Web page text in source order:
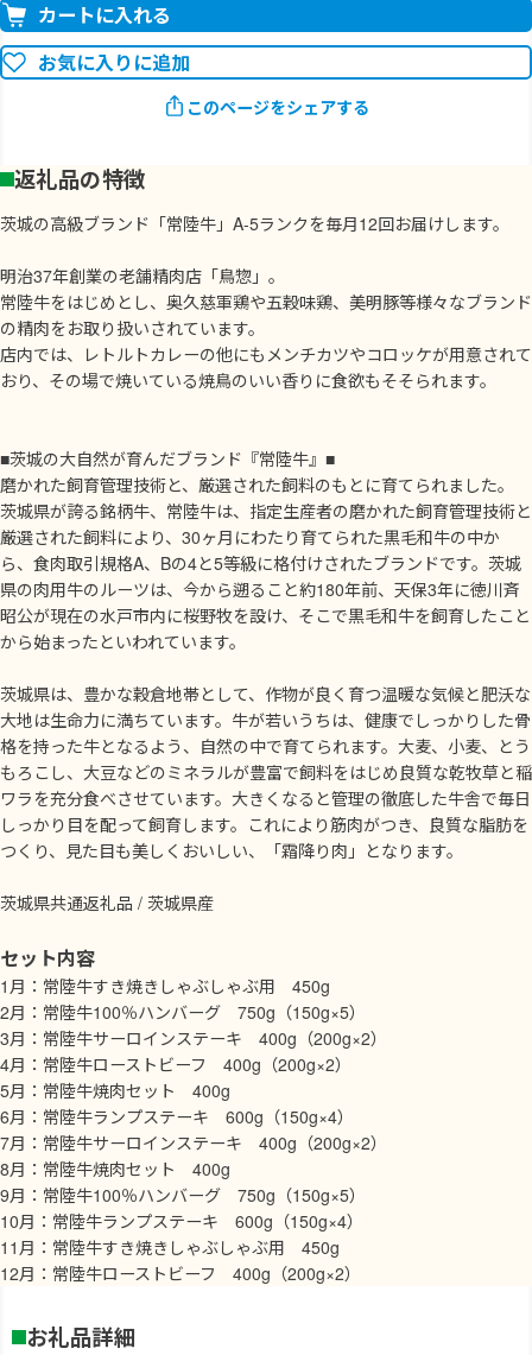
カートに入れる
お気に入りに追加
このページをシェアする
返礼品の特徴
茨城の高級ブランド「常陸牛」A-5ランクを毎月12回お届けします。
明治37年創業の老舗精肉店「鳥惣」。
常陸牛をはじめとし、奥久慈軍鶏や五穀味鶏、美明豚等様々なブランド
の精肉をお取り扱いされています。
店内では、レトルトカレーの他にもメンチカツやコロッケが用意されて
おり、その場で焼いている焼鳥のいい香りに食欲もそそられます。
■茨城の大自然が育んだブランド『常陸牛』■
磨かれた飼育管理技術と、厳選された飼料のもとに育てられました。
茨城県が誇る銘柄牛、常陸牛は、指定生産者の磨かれた飼育管理技術と
厳選された飼料により、30ヶ月にわたり育てられた黒毛和牛の中か
ら、食肉取引規格A、Bの4と5等級に格付けされたブランドです。茨城
県の肉用牛のルーツは、今から遡ること約180年前、天保3年に徳川斉
昭公が現在の水戸市内に桜野牧を設け、そこで黒毛和牛を飼育したこと
から始まったといわれています。
茨城県は、豊かな穀倉地帯として、作物が良く育つ温暖な気候と肥沃な
大地は生命力に満ちています。牛が若いうちは、健康でしっかりした骨
格を持った牛となるよう、自然の中で育てられます。大麦、小麦、とう
もろこし、大豆などのミネラルが豊富で飼料をはじめ良質な乾牧草と稲
ワラを充分食べさせています。大きくなると管理の徹底した牛舎で毎日
しっかり目を配って飼育します。これにより筋肉がつき、良質な脂肪を
つくり、見た目も美しくおいしい、「霜降り肉」となります。
茨城県共通返礼品 / 茨城県産
セット内容
1月：常陸牛すき焼きしゃぶしゃぶ用 450g
2月：常陸牛100％ハンバーグ 750g（150g×5）
3月：常陸牛サーロインステーキ 400g（200g×2）
4月：常陸牛ローストビーフ 400g（200g×2）
5月：常陸牛焼肉セット 400g
6月：常陸牛ランプステーキ 600g（150g×4）
7月：常陸牛サーロインステーキ 400g（200g×2）
8月：常陸牛焼肉セット 400g
9月：常陸牛100％ハンバーグ 750g（150g×5）
10月：常陸牛ランプステーキ 600g（150g×4）
11月：常陸牛すき焼きしゃぶしゃぶ用 450g
12月：常陸牛ローストビーフ 400g（200g×2）
お礼品詳細